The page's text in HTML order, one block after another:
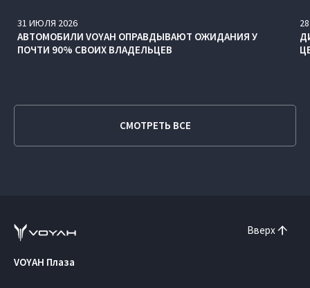
31 ИЮЛЯ 2026
АВТОМОБИЛИ VOYAH ОПРАВДЫВАЮТ ОЖИДАНИЯ У
ПОЧТИ 90% СВОИХ ВЛАДЕЛЬЦЕВ
28
СМОТРЕТЬ ВСЕ
Вверх
VOYAH Плаза